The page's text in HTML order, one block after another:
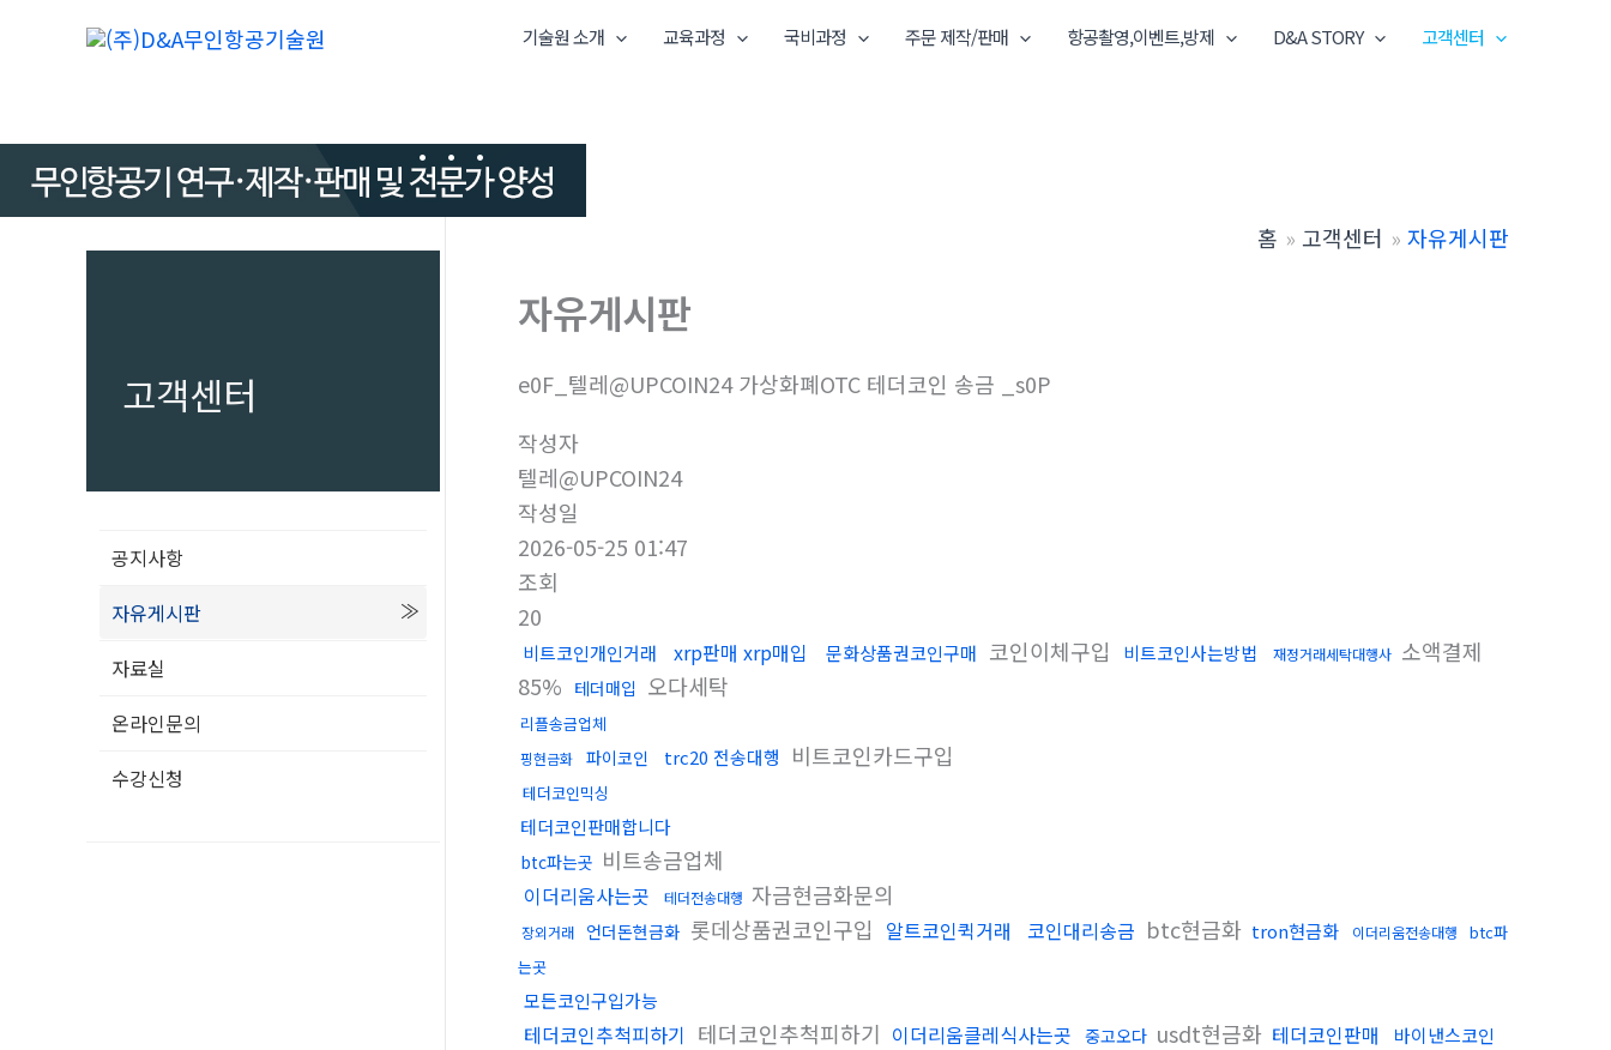
건
뛰
기술원 소개 교육과정 국비과정 주문 제작/판매 항공촬영,이벤트,방제 D&A STORY 고객센터
고객센터
공지사항
자유게시판
자료실
온라인문의
수강신청
홈 고객센터 자유게시판
자유게시판
e0F_텔레@UPCOIN24 가상화폐OTC 테더코인 송금 _s0P
작성자
텔레@UPCOIN24
작성일
2026-05-25 01:47
조회
20
비트코인개인거래 xrp판매 xrp매입 문화상품권코인구매 코인이체구입 비트코인사는방법 재정거래세탁대행사 소액결제
85% 테더매입 오다세탁
리플송금업체
핑현금화 파이코인 trc20 전송대행 비트코인카드구입
테더코인믹싱
테더코인판매합니다
btc파는곳 비트송금업체
이더리움사는곳 테더전송대행 자금현금화문의
장외거래 언더돈현금화 롯데상품권코인구입 알트코인퀵거래 코인대리송금 btc현금화 tron현금화 이더리움전송대행
btc파
는곳
모든코인구입가능
테더코인추척피하기 테더코인추척피하기 이더리움클레식사는곳 중고오다 usdt현금화 테더코인판매
바이낸스코인